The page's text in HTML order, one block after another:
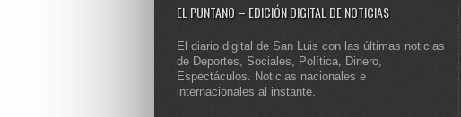
EL PUNTANO – EDICIÓN DIGITAL DE NOTICIAS
El diario digital de San Luis con las últimas noticias
de Deportes, Sociales, Política, Dinero,
Espectáculos. Noticias nacionales e
internacionales al instante.